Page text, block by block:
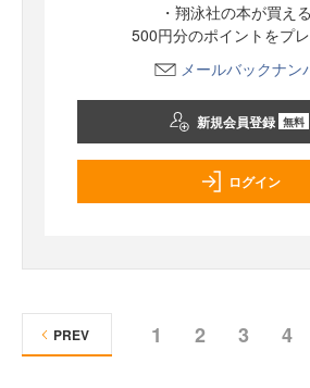
・翔泳社の本が買え
500円分のポイントをプ
メールバックナン
新規会員登録 無料
ログイン
1 2 3 4
PREV